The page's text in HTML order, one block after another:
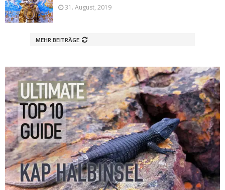
31. August, 2019
MEHR BEITRÄGE